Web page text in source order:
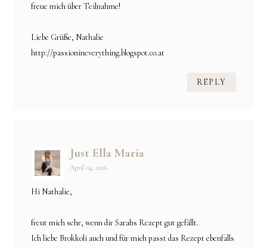
freue mich über Teilnahme!
Liebe Grüße, Nathalie
http://passionineverything.blogspot.co.at
REPLY
Just Ella Maria
April 04, 2016
Hi Nathalie,
freut mich sehr, wenn dir Sarahs Rezept gut gefällt.
Ich liebe Brokkoli auch und für mich passt das Rezept ebenfalls